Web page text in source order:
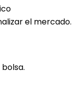
el mercado.